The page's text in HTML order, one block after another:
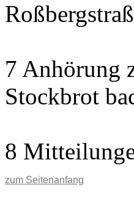
7 Anhörung
Stockbrot
8
zum Seitenanfang